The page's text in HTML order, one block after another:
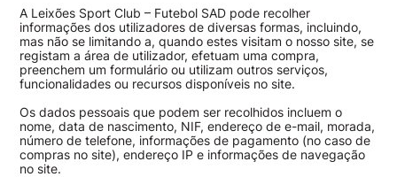
A Leixões Sport Club – Futebol SAD pode recolher
informações dos utilizadores de diversas formas, incluindo,
mas não se limitando a, quando estes visitam o nosso site, se
registam a área de utilizador, efetuam uma compra,
preenchem um formulário ou utilizam outros serviços,
funcionalidades ou recursos disponíveis no site.
Os dados pessoais que podem ser recolhidos incluem o
nome, data de nascimento, NIF, endereço de e-mail, morada,
número de telefone, informações de pagamento (no caso de
compras no site), endereço IP e informações de navegação
no site.